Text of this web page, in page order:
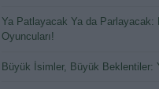
Ya Patlayacak Ya da Parlayacak:
Oyuncuları!
Büyük İsimler, Büyük Beklentiler: